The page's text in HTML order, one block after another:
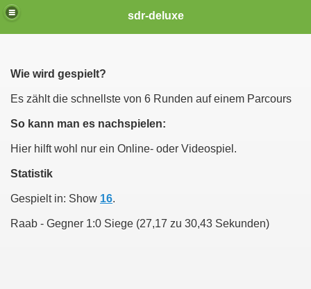
sdr-deluxe
Wie wird gespielt?
Es zählt die schnellste von 6 Runden auf einem Parcours
So kann man es nachspielen:
Hier hilft wohl nur ein Online- oder Videospiel.
Statistik
Gespielt in: Show 16.
Raab - Gegner 1:0 Siege (27,17 zu 30,43 Sekunden)